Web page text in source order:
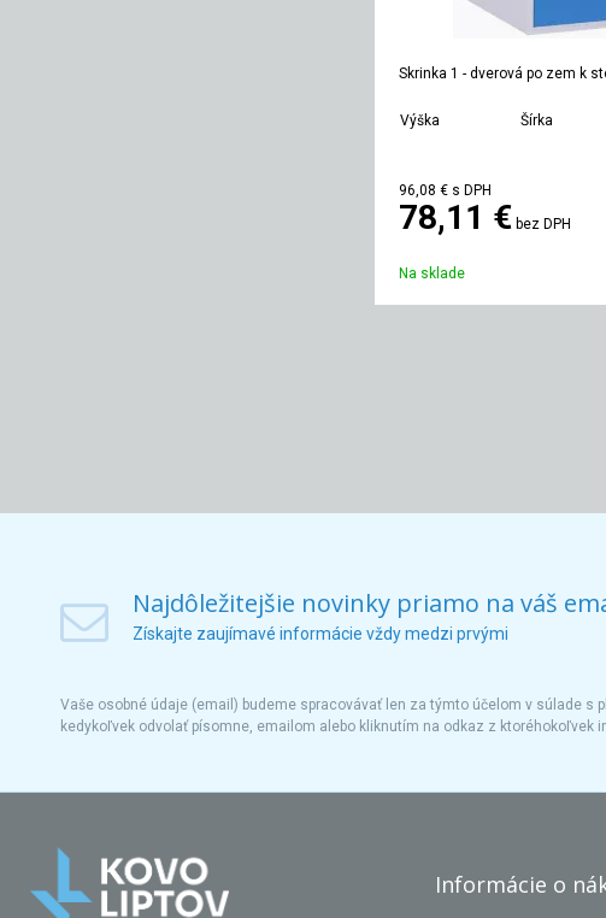
Skrinka 1 - dverová po zem k
Výška Šírka
96,08 € s DPH
78,11 € bez DPH
Na sklade
Najdôležitejšie novinky priamo na váš
Získajte zaujímavé informácie vždy medzi prvými
Vaše osobné údaje (email) budeme spracovávať len za týmto účelom v súlade
kedykoľvek odvolať písomne, emailom alebo kliknutím na odkaz z ktoréhokoľvek
Informácie o